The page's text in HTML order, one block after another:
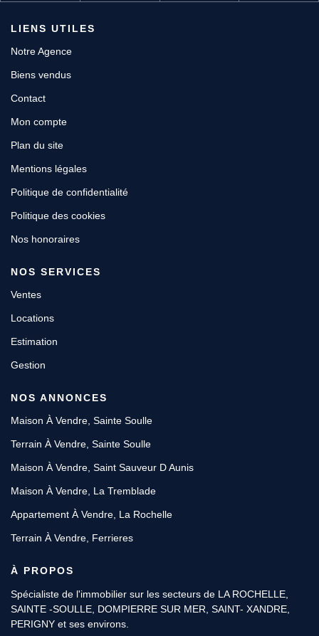
LIENS UTILES
Notre Agence
Biens vendus
Contact
Mon compte
Plan du site
Mentions légales
Politique de confidentialité
Politique des cookies
Nos honoraires
NOS SERVICES
Ventes
Locations
Estimation
Gestion
NOS ANNONCES
Maison À Vendre, Sainte Soulle
Terrain À Vendre, Sainte Soulle
Maison À Vendre, Saint Sauveur D Aunis
Maison À Vendre, La Tremblade
Appartement À Vendre, La Rochelle
Terrain À Vendre, Ferrieres
À PROPOS
Spécialiste de l'immobilier sur les secteurs de LA ROCHELLE,
SAINTE -SOULLE, DOMPIERRE SUR MER, SAINT- XANDRE,
PERIGNY et ses environs.